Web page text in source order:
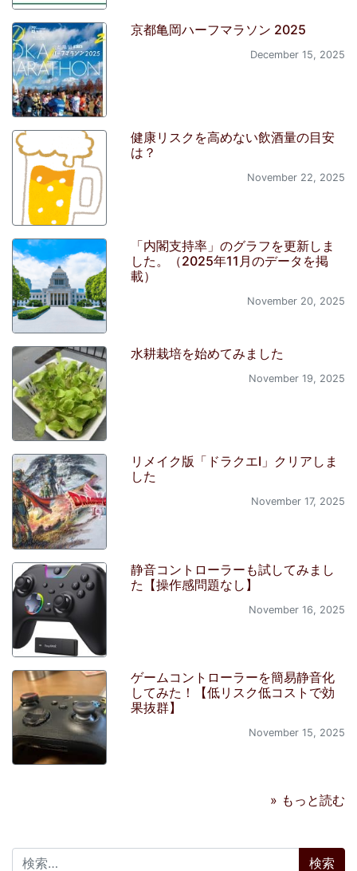
京都亀岡ハーフマラソン 2025
December 15, 2025
健康リスクを高めない飲酒量の目安
は？
November 22, 2025
「内閣支持率」のグラフを更新しま
した。（2025年11月のデータを掲
載）
November 20, 2025
水耕栽培を始めてみました
November 19, 2025
リメイク版「ドラクエI」クリアしま
した
November 17, 2025
静音コントローラーも試してみまし
た【操作感問題なし】
November 16, 2025
ゲームコントローラーを簡易静音化
してみた！【低リスク低コストで効
果抜群】
November 15, 2025
» もっと読む
検索: